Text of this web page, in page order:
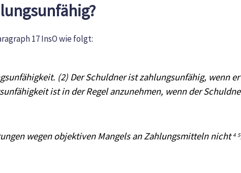
17 InsO wie folgt:
(2) Der Schuldner ist zahlungsunfähig, wenn
ist in der Regel anzunehmen, wenn der
wegen objektiven Mangels an Zahlungsmitteln nicht4 5